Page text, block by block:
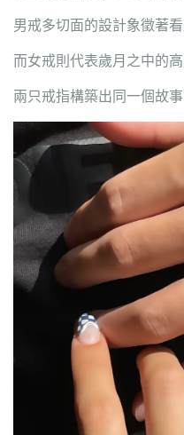
男戒多切面的設計象徵著
而女戒則代表歲月之中的
兩只戒指構築出同一個故事